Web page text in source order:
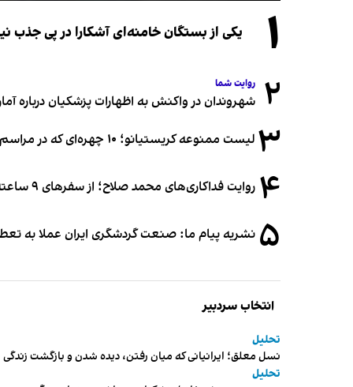
۱ یکی از بستگان خامنه‌ای آشکارا در پی
۲ روایت شما
شهروندان در واکنش به اظهارات پزشکیان درباره
۳ لیست ممنوعه کریستیانو؛ ۱۰ چهره‌ای که در مراسم عروسی رونالدو و جورجینا جایی ندارند
۴ روایت فداکاری‌های محمد صلاح؛ از سفرهای ۹ ساعته تا خوابیدن زیر آسمان قاهره
۵ نشریه پیام ما: صنعت گردشگری ایران عملا به
انتخاب سردبیر
تحلیل
نسل معلق؛ ایرانیانی که میان رفتن، دیده شدن و بازگشت
تحلیل